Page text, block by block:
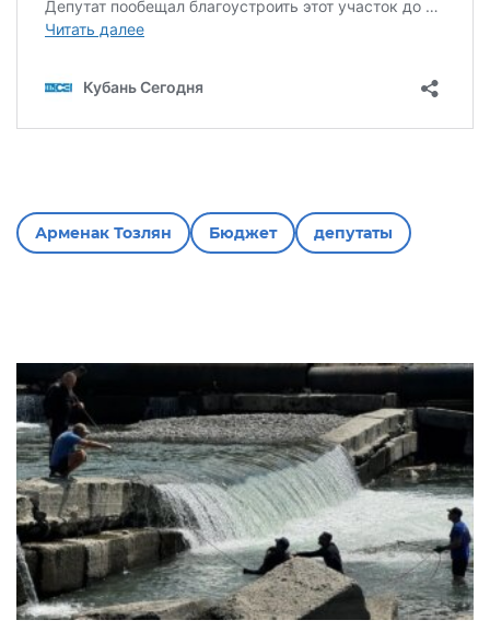
Арменак Тозлян Бюджет депутаты